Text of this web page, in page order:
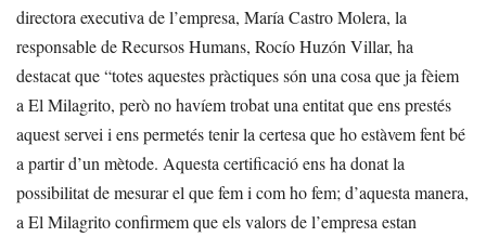
directora executiva de l’empresa, María Castro Molera, la
responsable de Recursos Humans, Rocío Huzón Villar, ha
destacat que “totes aquestes pràctiques són una cosa que ja fèiem
a El Milagrito, però no havíem trobat una entitat que ens prestés
aquest servei i ens permetés tenir la certesa que ho estàvem fent bé
a partir d’un mètode. Aquesta certificació ens ha donat la
possibilitat de mesurar el que fem i com ho fem; d’aquesta manera,
a El Milagrito confirmem que els valors de l’empresa estan